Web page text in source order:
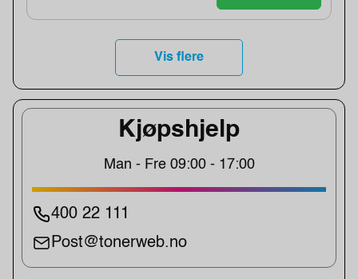
Kjøpshjelp
Man - Fre 09:00 - 17:00
400 22 111
Post@tonerweb.no
Vis flere